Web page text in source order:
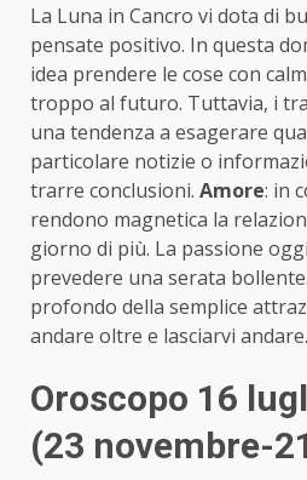
La Luna in Cancro vi dota di
pensate positivo. In questa
idea prendere le cose con
troppo al futuro. Tuttavia, i
una tendenza a esagerare
particolare notizie o
trarre conclusioni. Amore: in
rendono magnetica la
giorno di più. La passione
prevedere una serata
profondo della semplice
andare oltre e lasciarvi andare.
Oroscopo 16
(23 novembre-